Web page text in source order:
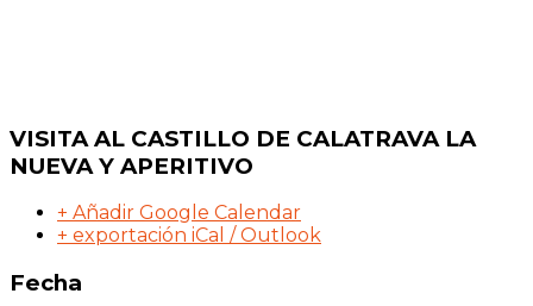
VISITA AL CASTILLO DE CALATRAVA LA
NUEVA Y APERITIVO
+ Añadir Google Calendar
+ exportación iCal / Outlook
Fecha